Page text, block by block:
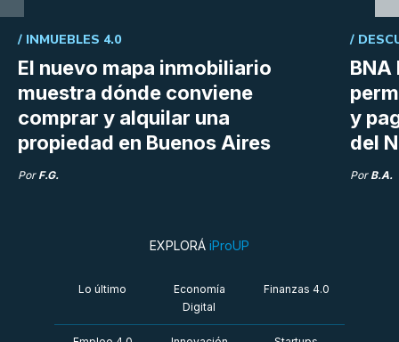
El nuevo mapa inmobiliario
muestra dónde conviene
comprar y alquilar una
propiedad en Buenos Aires
/ INMUEBLES 4.0
Por F.G.
BNA
y
del
/
Por B.A.
EXPLORÁ iProUP
Lo último
Economía
Digital
Finanzas 4.0